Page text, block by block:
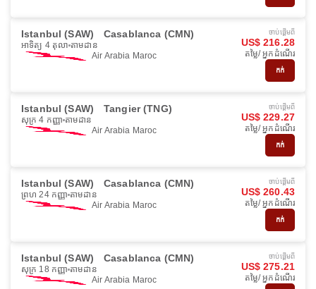
Istanbul (SAW) Casablanca (CMN)
អាទិត្យ 4 តុលា តាមដាន
Air Arabia Maroc
ចាប់ផ្ដើមពី
US$ 216.28
តម្លៃ/ អ្នកដំណើរ
កក់
Istanbul (SAW) Tangier (TNG)
សុក្រ 4 កញ្ញា តាមដាន
Air Arabia Maroc
ចាប់ផ្ដើមពី
US$ 229.27
តម្លៃ/ អ្នកដំណើរ
កក់
Istanbul (SAW) Casablanca (CMN)
ព្រហ 24 កញ្ញា តាមដាន
Air Arabia Maroc
ចាប់ផ្ដើមពី
US$ 260.43
តម្លៃ/ អ្នកដំណើរ
កក់
Istanbul (SAW) Casablanca (CMN)
សុក្រ 18 កញ្ញា តាមដាន
Air Arabia Maroc
ចាប់ផ្ដើមពី
US$ 275.21
តម្លៃ/ អ្នកដំណើរ